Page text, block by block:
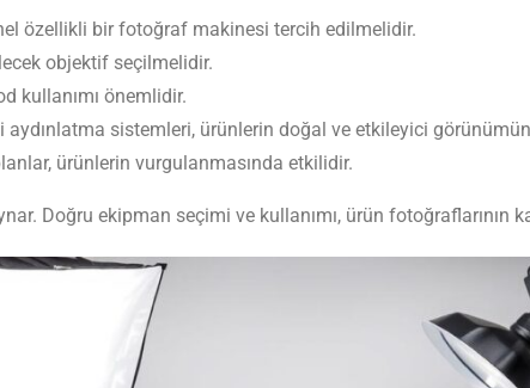
özellikli bir fotoğraf makinesi tercih edilmelidir.
objektif seçilmelidir.
kullanımı önemlidir.
aydınlatma sistemleri, ürünlerin doğal ve etkileyici
ürünlerin vurgulanmasında etkilidir.
Doğru ekipman seçimi ve kullanımı, ürün fotoğraflarının